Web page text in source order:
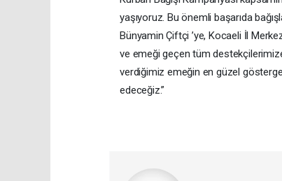
yaşıyoruz. Bu önemli başarıda
Bünyamin Çiftçi ’ye, Kocaeli İl
ve emeği geçen tüm
verdiğimiz emeğin en güzel
edeceğiz.”